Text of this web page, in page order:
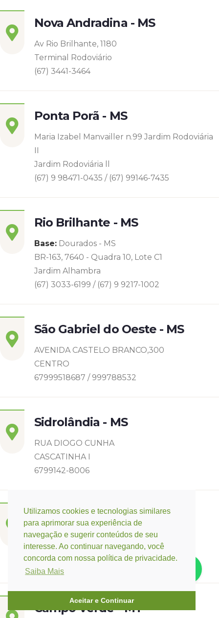
Utilizamos cookies e tecnologias similares
para aprimorar sua experiência de
navegação e sugerir conteúdos de seu
interesse. Ao continuar navegando, você
concorda com nossa política de privacidade.
Saiba Mais
Aceitar e Continuar
Nova Andradina - MS
Av Rio Brilhante, 1180
Terminal Rodoviário
(67) 3441-3464
Ponta Porã - MS
Maria Izabel Manvailler n.99 Jardim Rodoviária
II
Jardim Rodoviária ll
(67) 9 98471-0435 / (67) 99146-7435
Rio Brilhante - MS
Base: Dourados - MS
BR-163, 7640 - Quadra 10, Lote C1
Jardim Alhambra
(67) 3033-6199 / (67) 9 9217-1002
São Gabriel do Oeste - MS
AVENIDA CASTELO BRANCO,300
CENTRO
67999518687 / 999788532
Sidrolândia - MS
RUA DIOGO CUNHA
CASCATINHA I
6799142-8006
Três Lagoas - MS
Rua Eurídice Chagas Cruz, 2675
Centro
(67) 9 9249-5406
Campo Verde - MT